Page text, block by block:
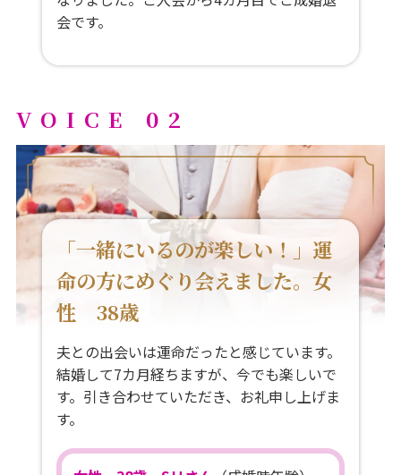
会です。
VOICE 02
「一緒にいるのが楽しい！」運
命の方にめぐり会えました。女
性 38歳
夫との出会いは運命だったと感じています。
結婚して7カ月経ちますが、今でも楽しいで
す。引き合わせていただき、お礼申し上げま
す。